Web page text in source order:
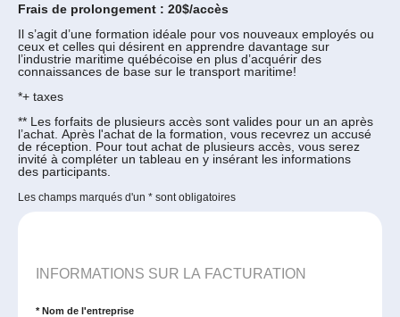
Frais de prolongement : 20$/accès
Il s’agit d’une formation idéale pour vos nouveaux employés ou
ceux et celles qui désirent en apprendre davantage sur
l’industrie maritime québécoise en plus d’acquérir des
connaissances de base sur le transport maritime!
*+ taxes
** Les forfaits de plusieurs accès sont valides pour un an après
l’achat. Après l'achat de la formation, vous recevrez un accusé
de réception. Pour tout achat de plusieurs accès, vous serez
invité à compléter un tableau en y insérant les informations
des participants.
Les champs marqués d'un * sont obligatoires
INFORMATIONS SUR LA FACTURATION
*Nom de l'entreprise